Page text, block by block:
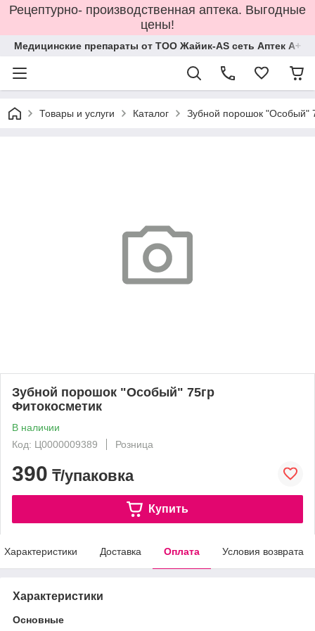
Рецептурно- производственная аптека. Выгодные
цены!
Медицинские препараты от ТОО Жайик-AS сеть Аптек А+
Товары и услуги Каталог Зубной порошок "Особый"
Зубной порошок "Особый" 75гр
Фитокосметик
В наличии
Код: Ц0000009389
Розница
390 ₸/упаковка
Купить
Характеристики Доставка Оплата Условия возврата
Характеристики
Основные